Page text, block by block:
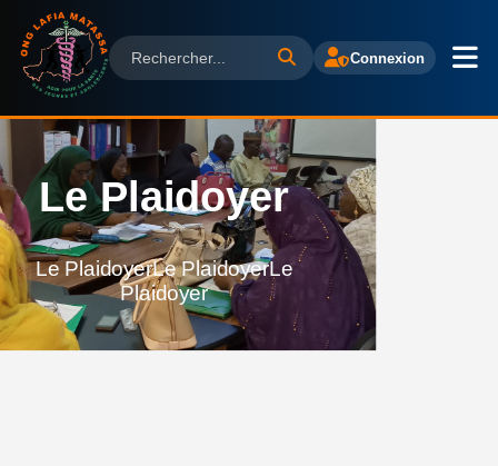
Connexion
Le Plaidoyer
Le PlaidoyerLe PlaidoyerLe
Plaidoyer